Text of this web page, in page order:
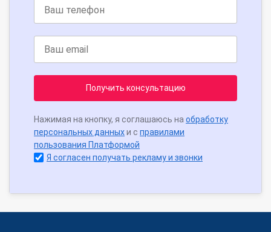
Получить консультацию
Нажимая на кнопку, я соглашаюсь на обработку
персональных данныхи с правилами
пользования Платформой
Я согласен получать рекламу и звонки